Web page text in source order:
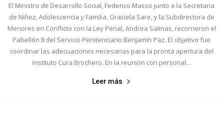
El Ministro de Desarrollo Social, Federico Masso junto a la Secretaria
de Niñez, Adolescencia y Familia, Graciela Sare, y la Subdirectora de
Menores en Conflicto con la Ley Penal, Andrea Salinas, recorrieron el
Pabellón 8 del Servicio Penitenciario Benjamín Paz. El objetivo fue
coordinar las adecuaciones necesarias para la pronta apertura del
Instituto Cura Brochero. En la reunión con personal...
Leer más